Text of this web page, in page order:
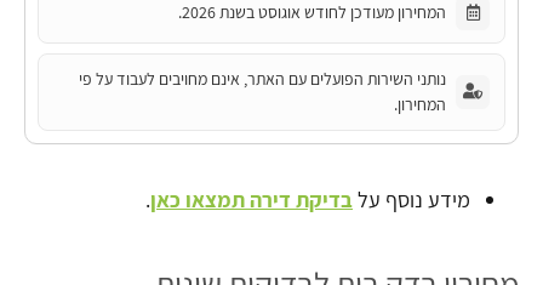
המחירון מעודכן לחודש אוגוסט בשנת 2026.
נותני השירות הפועלים עם האתר, אינם מחויבים לעבוד על פי
המחירון.
מידע נוסף עלבדיקת דירה תמצאו כאן.